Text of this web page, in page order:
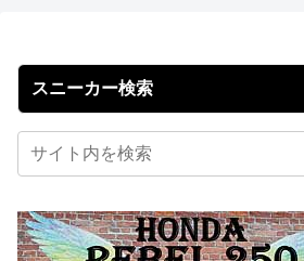
スニーカー検索